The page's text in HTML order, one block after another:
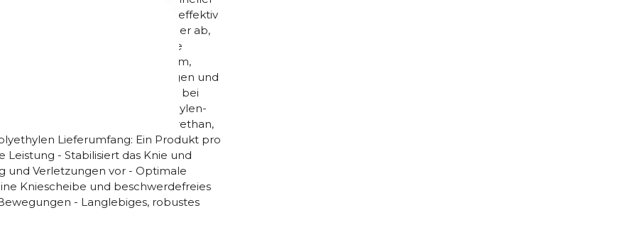
Auf diese Weise wird effektiv
klingen schneller ab,
Das Gestrick der Sports Knee
besteht aus atmungsaktivem,
leicht, angenehm zu tragen und
gewähren sicheren Sitz bei
35% Polyamid, 30% Styrol-Ethylen-
11% Elasthan, 4% Polyurethan,
Lieferumfang: Ein Produkt pro
- Stabilisiert das Knie und
Verletzungen vor - Optimale
Kniescheibe und beschwerdefreies
- Langlebiges, robustes